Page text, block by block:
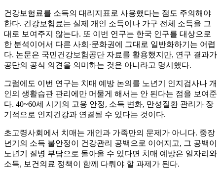
건강보험료를 소득의 대리지표로 사용했다는 점도 주의해야
한다. 건강보험료는 실제 개인 소득이나 가구 전체 소득을 그
대로 보여주지 않는다. 또 이번 연구는 한국 인구를 대상으로
한 분석이어서 다른 사회·문화권에 그대로 일반화하기는 어렵
다. 논문은 국민건강보험공단 자료를 활용했지만, 연구 결과가
공단의 공식 의견을 의미하는 것은 아니라고 명시했다.
그럼에도 이번 연구는 치매 예방 논의를 노년기 인지검사나 개
인의 생활습관 관리에만 머물게 해서는 안 된다는 점을 보여준
다. 40~60세 시기의 고용 안정, 소득 변화, 만성질환 관리가 장
기적으로 인지건강과 연결될 수 있다는 것이다.
초고령사회에서 치매는 개인과 가족만의 문제가 아니다. 중장
년기의 소득 불안정이 건강관리 공백으로 이어지고, 그 공백이
노년기 질병 부담으로 돌아올 수 있다면 치매 예방은 일자리와
소득, 보건의료 정책이 함께 다뤄야 할 과제가 된다.